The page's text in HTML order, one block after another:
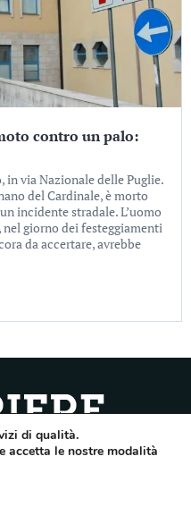
contro un palo:
in via Nazionale delle Puglie.
del Cardinale, è morto
incidente stradale. L’uomo
giorno dei festeggiamenti
da accertare, avrebbe
Reg. Trib. di Avellino n.7/12 del
srl – Via Annarumma 39/A 83100
di qualità.
accetta le nostre modalità